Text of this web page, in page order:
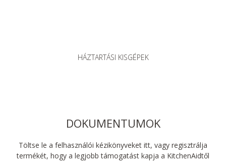
HÁZTARTÁSI KISGÉPEK
DOKUMENTUMOK
Töltse le a felhasználói kézikönyveket itt, vagy regisztrálja
termékét, hogy a legjobb támogatást kapja a KitchenAidtől